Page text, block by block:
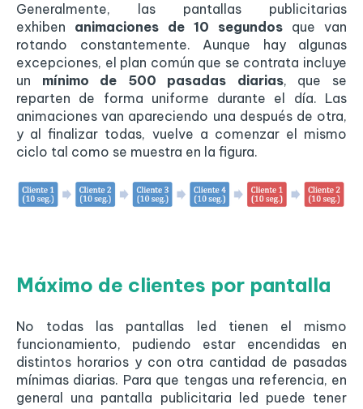
Generalmente, las pantallas publicitarias
exhiben animaciones de 10 segundos que van
rotando constantemente. Aunque hay algunas
excepciones, el plan común que se contrata incluye
un mínimo de 500 pasadas diarias, que se
reparten de forma uniforme durante el día. Las
animaciones van apareciendo una después de otra,
y al finalizar todas, vuelve a comenzar el mismo
ciclo tal como se muestra en la figura.
Máximo de clientes por pantalla
No todas las pantallas led tienen el mismo
funcionamiento, pudiendo estar encendidas en
distintos horarios y con otra cantidad de pasadas
mínimas diarias. Para que tengas una referencia, en
general una pantalla publicitaria led puede tener